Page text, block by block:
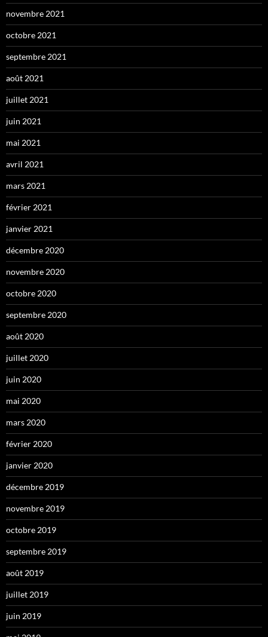
novembre 2021
octobre 2021
septembre 2021
août 2021
juillet 2021
juin 2021
mai 2021
avril 2021
mars 2021
février 2021
janvier 2021
décembre 2020
novembre 2020
octobre 2020
septembre 2020
août 2020
juillet 2020
juin 2020
mai 2020
mars 2020
février 2020
janvier 2020
décembre 2019
novembre 2019
octobre 2019
septembre 2019
août 2019
juillet 2019
juin 2019